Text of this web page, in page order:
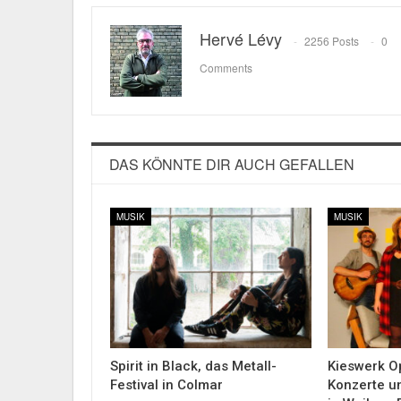
Hervé Lévy 2256 Posts
0
Comments
DAS KÖNNTE DIR AUCH GEFALLEN
MUSIK
Spirit in Black, das Metall-
Festival in Colmar
MUSIK
Kieswerk
Konzerte